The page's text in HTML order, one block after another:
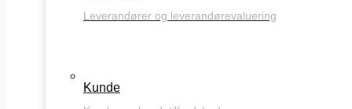
Leverandører og leverandørevaluering
Kunde